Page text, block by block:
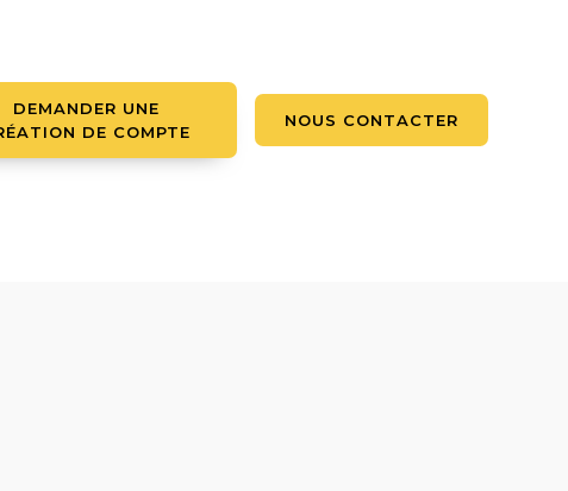
DEMANDER UNE
DE COMPTE
NOUS CONTACTER